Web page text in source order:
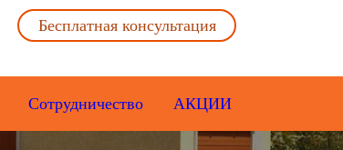
Бесплатная консультация
Сотрудничество АКЦИИ